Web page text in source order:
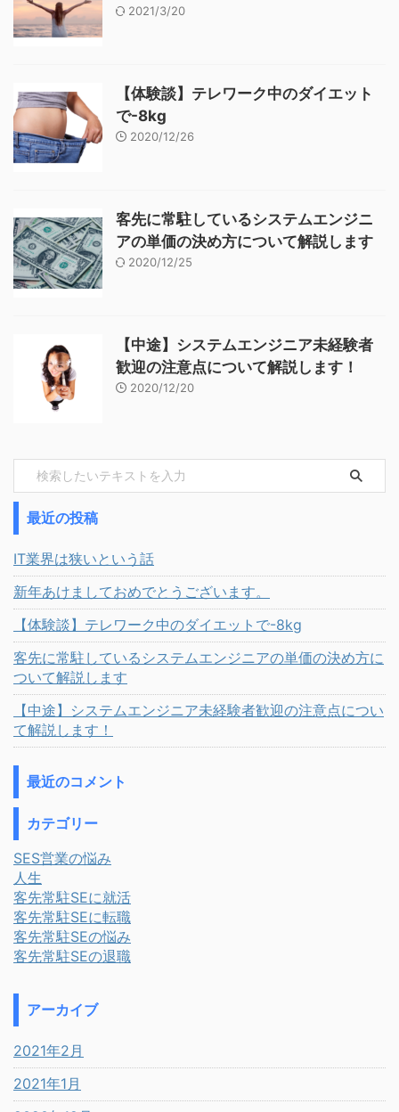
2021/3/20
【体験談】テレワーク中のダイエット
で-8kg
2020/12/26
客先に常駐しているシステムエンジニ
アの単価の決め方について解説します
2020/12/25
【中途】システムエンジニア未経験者
歓迎の注意点について解説します！
2020/12/20
最近の投稿
IT業界は狭いという話
新年あけましておめでとうございます。
【体験談】テレワーク中のダイエットで-8kg
客先に常駐しているシステムエンジニアの単価の決め方に
ついて解説します
【中途】システムエンジニア未経験者歓迎の注意点につい
て解説します！
最近のコメント
カテゴリー
SES営業の悩み
人生
客先常駐SEに就活
客先常駐SEに転職
客先常駐SEの悩み
客先常駐SEの退職
アーカイブ
2021年2月
2021年1月